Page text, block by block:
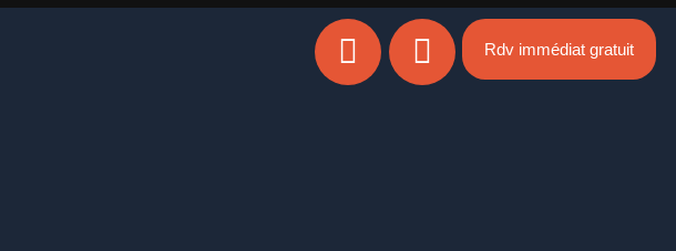
Rdv immédiat gratuit